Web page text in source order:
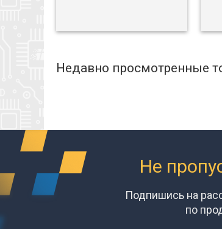
Недавно просмотренные
Не
Подпишись на
по